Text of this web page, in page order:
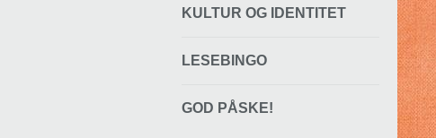
KULTUR OG IDENTITET
LESEBINGO
GOD PÅSKE!